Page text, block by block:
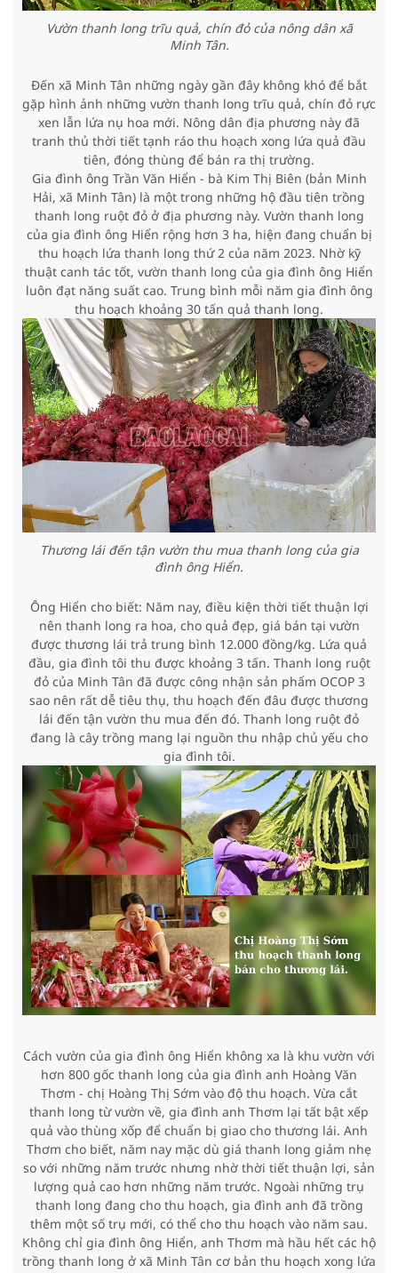
Vườn thanh long trĩu quả, chín đỏ của nông dân xã
Minh Tân.
Đến xã Minh Tân những ngày gần đây không khó để bắt
gặp hình ảnh những vườn thanh long trĩu quả, chín đỏ rực
xen lẫn lứa nụ hoa mới. Nông dân địa phương này đã
tranh thủ thời tiết tạnh ráo thu hoạch xong lứa quả đầu
tiên, đóng thùng để bán ra thị trường.
Gia đình ông Trần Văn Hiển - bà Kim Thị Biên (bản Minh
Hải, xã Minh Tân) là một trong những hộ đầu tiên trồng
thanh long ruột đỏ ở địa phương này. Vườn thanh long
của gia đình ông Hiển rộng hơn 3 ha, hiện đang chuẩn bị
thu hoạch lứa thanh long thứ 2 của năm 2023. Nhờ kỹ
thuật canh tác tốt, vườn thanh long của gia đình ông Hiển
luôn đạt năng suất cao. Trung bình mỗi năm gia đình ông
thu hoạch khoảng 30 tấn quả thanh long.
Thương lái đến tận vườn thu mua thanh long của gia
đình ông Hiển.
Ông Hiển cho biết: Năm nay, điều kiện thời tiết thuận lợi
nên thanh long ra hoa, cho quả đẹp, giá bán tại vườn
được thương lái trả trung bình 12.000 đồng/kg. Lứa quả
đầu, gia đình tôi thu được khoảng 3 tấn. Thanh long ruột
đỏ của Minh Tân đã được công nhận sản phẩm OCOP 3
sao nên rất dễ tiêu thụ, thu hoạch đến đâu được thương
lái đến tận vườn thu mua đến đó. Thanh long ruột đỏ
đang là cây trồng mang lại nguồn thu nhập chủ yếu cho
gia đình tôi.
Cách vườn của gia đình ông Hiển không xa là khu vườn với
hơn 800 gốc thanh long của gia đình anh Hoàng Văn
Thơm - chị Hoàng Thị Sớm vào độ thu hoạch. Vừa cắt
thanh long từ vườn về, gia đình anh Thơm lại tất bật xếp
quả vào thùng xốp để chuẩn bị giao cho thương lái. Anh
Thơm cho biết, năm nay mặc dù giá thanh long giảm nhẹ
so với những năm trước nhưng nhờ thời tiết thuận lợi, sản
lượng quả cao hơn những năm trước. Ngoài những trụ
thanh long đang cho thu hoạch, gia đình anh đã trồng
thêm một số trụ mới, có thể cho thu hoạch vào năm sau.
Không chỉ gia đình ông Hiển, anh Thơm mà hầu hết các hộ
trồng thanh long ở xã Minh Tân cơ bản thu hoạch xong lứa